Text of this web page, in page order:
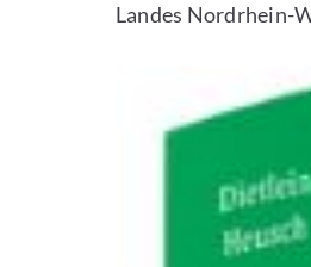
Landes Nordrhein-